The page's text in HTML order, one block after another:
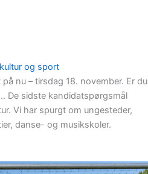
og sport
nu – tirsdag 18. november. Er du
sidste kandidatspørgsmål
Vi har spurgt om ungesteder,
danse- og musikskoler.